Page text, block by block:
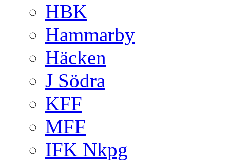
HBK
Hammarby
Häcken
J Södra
KFF
MFF
IFK Nkpg